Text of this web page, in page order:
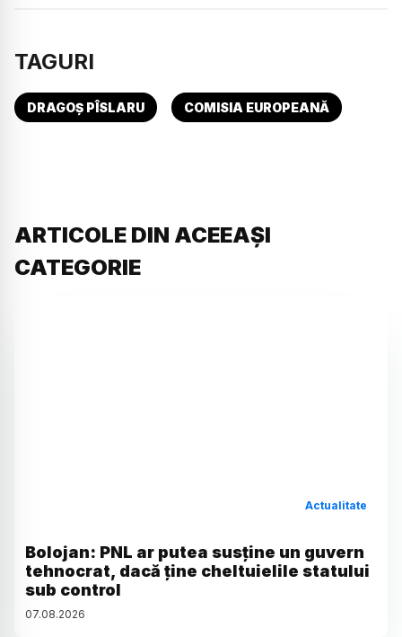
TAGURI
DRAGOȘ PÎSLARU COMISIA EUROPEANĂ
ARTICOLE DIN ACEEAȘI
CATEGORIE
Actualitate
Bolojan: PNL ar putea susține un guvern
tehnocrat, dacă ține cheltuielile statului
sub control
07.08.2026